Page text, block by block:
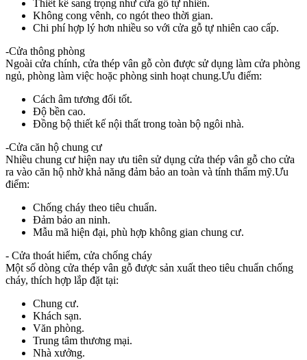
Thiết kế sang trọng như cửa gỗ tự nhiên.
Không cong vênh, co ngót theo thời gian.
Chi phí hợp lý hơn nhiều so với cửa gỗ tự nhiên cao cấp.
-Cửa thông phòng
Ngoài cửa chính, cửa thép vân gỗ còn được sử dụng làm cửa phòng
ngủ, phòng làm việc hoặc phòng sinh hoạt chung.Ưu điểm:
Cách âm tương đối tốt.
Độ bền cao.
Đồng bộ thiết kế nội thất trong toàn bộ ngôi nhà.
-Cửa căn hộ chung cư
Nhiều chung cư hiện nay ưu tiên sử dụng cửa thép vân gỗ cho cửa
ra vào căn hộ nhờ khả năng đảm bảo an toàn và tính thẩm mỹ.Ưu
điểm:
Chống cháy theo tiêu chuẩn.
Đảm bảo an ninh.
Mẫu mã hiện đại, phù hợp không gian chung cư.
- Cửa thoát hiểm, cửa chống cháy
Một số dòng cửa thép vân gỗ được sản xuất theo tiêu chuẩn chống
cháy, thích hợp lắp đặt tại:
Chung cư.
Khách sạn.
Văn phòng.
Trung tâm thương mại.
Nhà xưởng.